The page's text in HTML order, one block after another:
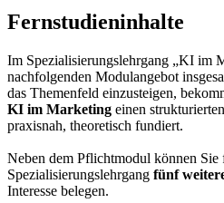
Fernstudieninhalte
Im Spezialisierungslehrgang „KI im
nachfolgenden Modulangebot
das Themenfeld einzusteigen,
KI im Marketing einen
praxisnah, theoretisch fundiert.
Neben dem Pflichtmodul können Sie
Spezialisierungslehrgang fünf
Interesse belegen.